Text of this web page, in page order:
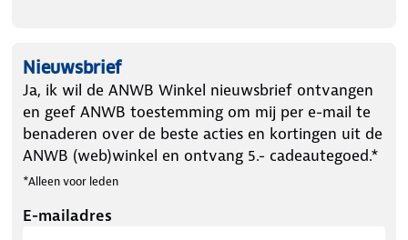
Nieuwsbrief
Ja, ik wil de ANWB Winkel nieuwsbrief ontvangen
en geef ANWB toestemming om mij per e-mail te
benaderen over de beste acties en kortingen uit de
ANWB (web)winkel en ontvang 5.- cadeautegoed.*
*Alleen voor leden
E-mailadres